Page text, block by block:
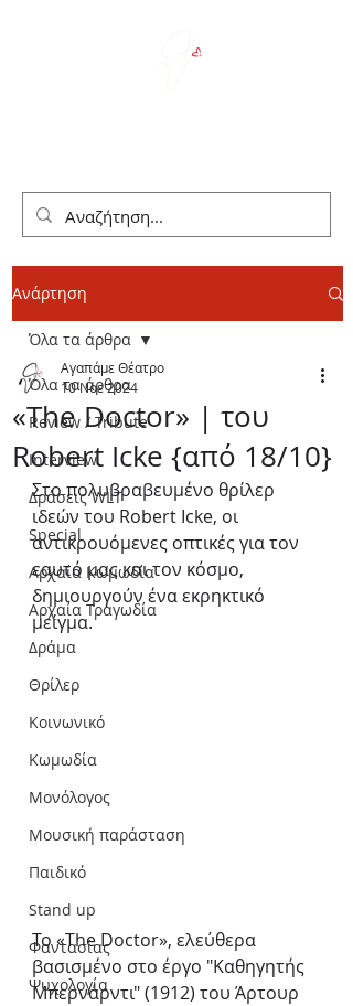
Ανάρτηση
Όλα τα άρθρα
Review / Tribute
Interview
Δράσεις WLT
Special
Αρχαία Κωμωδία
Αρχαία Τραγωδία
Δράμα
Θρίλερ
Κοινωνικό
Κωμωδία
Μονόλογος
Μουσική παράσταση
Παιδικό
Stand up
Φαντασίας
Ψυχολογία
Όλα τα άρθρα
«The Doctor» | του
Robert Icke {από 18/10}
Αγαπάμε Θέατρο
10 Νοε 2024
Στο πολυβραβευμένο θρίλερ
ιδεών του Robert Icke, οι
αντικρουόμενες οπτικές για τον
εαυτό μας και τον κόσμο,
δημιουργούν ένα εκρηκτικό
μείγμα.
Το «The Doctor», ελεύθερα
βασισμένο στο έργο "Καθηγητής
Μπερνάρντι" (1912) του Άρτουρ